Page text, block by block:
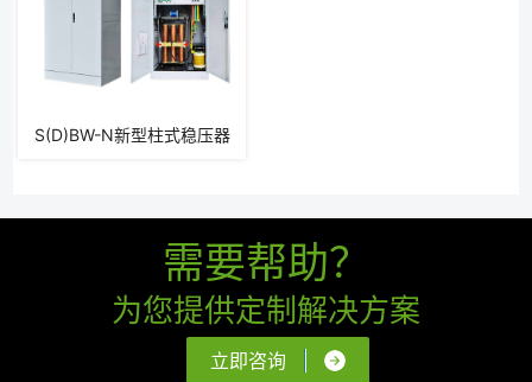
S(D)BW-N新型柱式稳压器
需要帮助？
为您提供定制解决方案
立即咨询